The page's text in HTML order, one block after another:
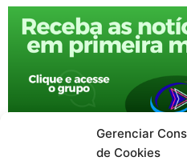
Gerenciar
de Cookies